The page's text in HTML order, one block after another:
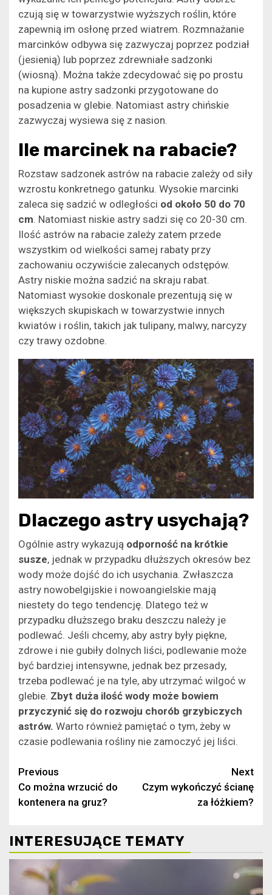
czują się w towarzystwie wyższych roślin, które
zapewnią im osłonę przed wiatrem. Rozmnażanie
marcinków odbywa się zazwyczaj poprzez podział
(jesienią) lub poprzez zdrewniałe sadzonki
(wiosną). Można także zdecydować się po prostu
na kupione astry sadzonki przygotowane do
posadzenia w glebie. Natomiast astry chińskie
zazwyczaj wysiewa się z nasion.
Ile marcinek na rabacie?
Rozstaw sadzonek astrów na rabacie zależy od siły
wzrostu konkretnego gatunku. Wysokie marcinki
zaleca się sadzić w odległości od około 50 do 70
cm. Natomiast niskie astry sadzi się co 20-30 cm.
Ilość astrów na rabacie zależy zatem przede
wszystkim od wielkości samej rabaty przy
zachowaniu oczywiście zalecanych odstępów.
Astry niskie można sadzić na skraju rabat.
Natomiast wysokie doskonale prezentują się w
większych skupiskach w towarzystwie innych
kwiatów i roślin, takich jak tulipany, malwy, narcyzy
czy trawy ozdobne.
Dlaczego astry usychają?
Ogólnie astry wykazują odporność na krótkie
susze, jednak w przypadku dłuższych okresów bez
wody może dojść do ich usychania. Zwłaszcza
astry nowobelgijskie i nowoangielskie mają
niestety do tego tendencję. Dlatego też w
przypadku dłuższego braku deszczu należy je
podlewać. Jeśli chcemy, aby astry były piękne,
zdrowe i nie gubiły dolnych liści, podlewanie może
być bardziej intensywne, jednak bez przesady,
trzeba podlewać je na tyle, aby utrzymać wilgoć w
glebie. Zbyt duża ilość wody może bowiem
przyczynić się do rozwoju chorób grzybiczych
astrów. Warto również pamiętać o tym, żeby w
czasie podlewania rośliny nie zamoczyć jej liści.
Continue
Reading
Previous
Co można wrzucić do
kontenera na gruz?
Next
Czym wykończyć ścianę
za łóżkiem?
INTERESUJĄCE TEMATY